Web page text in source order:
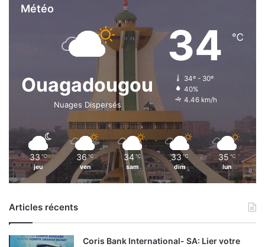
Météo
Ouagadougou
Nuages Dispersés
34 ℃
34º - 30º
40%
4.46 km/h
33 ℃
jeu
36 ℃
ven
34 ℃
sam
33 ℃
dim
35 ℃
lun
Articles récents
Coris Bank International- SA: Lier votre